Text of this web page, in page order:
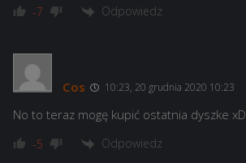
-7 Odpowiedz
Cos 10:23, 20 grudnia 2020 10:23
No to teraz mogę kupić ostatnia dyszke xD
-5 Odpowiedz